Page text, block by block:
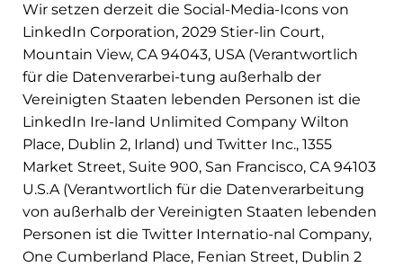
Wir setzen derzeit die Social-Media-Icons von
LinkedIn Corporation, 2029 Stier-lin Court,
Mountain View, CA 94043, USA (Verantwortlich
für die Datenverarbei-tung außerhalb der
Vereinigten Staaten lebenden Personen ist die
LinkedIn Ire-land Unlimited Company Wilton
Place, Dublin 2, Irland) und Twitter Inc., 1355
Market Street, Suite 900, San Francisco, CA 94103
U.S.A (Verantwortlich für die Datenverarbeitung
von außerhalb der Vereinigten Staaten lebenden
Personen ist die Twitter Internatio-nal Company,
One Cumberland Place, Fenian Street, Dublin 2